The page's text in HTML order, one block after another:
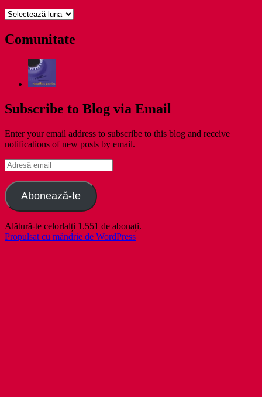
pe
Comunitate
Subscribe to Blog via Email
Enter your email address to subscribe to this blog and receive
notifications of new posts by email.
Adresă
email
Abonează-te
Alătură-te celorlalți 1.551 de abonați.
Propulsat cu mândrie de WordPress